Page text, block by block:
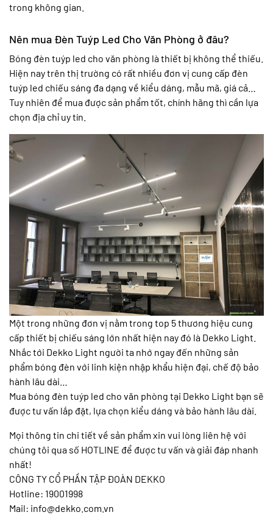
trong không gian.
Nên mua Đèn Tuýp Led Cho Văn Phòng ở đâu?
Bóng đèn tuýp led cho văn phòng là thiết bị không thể thiếu.
Hiện nay trên thị trường có rất nhiều đơn vị cung cấp đèn
tuýp led chiếu sáng đa dạng về kiểu dáng, mẫu mã, giá cả…
Tuy nhiên để mua được sản phẩm tốt, chính hãng thì cần lựa
chọn địa chỉ uy tín.
Một trong những đơn vị nằm trong top 5 thương hiệu cung
cấp thiết bị chiếu sáng lớn nhất hiện nay đó là Dekko Light.
Nhắc tới Dekko Light người ta nhớ ngay đến những sản
phẩm bóng đèn với linh kiện nhập khẩu hiện đại, chế độ bảo
hành lâu dài…
Mua bóng đèn tuýp led cho văn phòng tại Dekko Light bạn sẽ
được tư vấn lắp đặt, lựa chọn kiểu dáng và bảo hành lâu dài.
Mọi thông tin chi tiết về sản phẩm xin vui lòng liên hệ với
chúng tôi qua số HOTLINE để được tư vấn và giải đáp nhanh
nhất!
CÔNG TY CỔ PHẦN TẬP ĐOÀN DEKKO
Hotline: 19001998
Mail: info@dekko.com.vn